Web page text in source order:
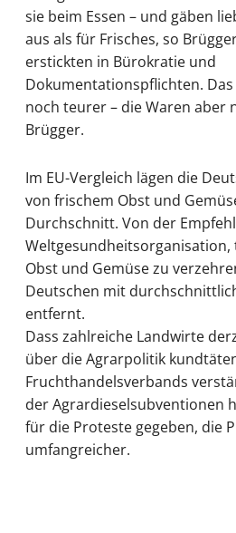
sie beim Essen – und gäben
aus als für Frisches, so
erstickten in Bürokratie und
Dokumentationspflichten.
noch teurer – die Waren aber
Brügger.
Im EU-Vergleich lägen die
von frischem Obst und
Durchschnitt. Von der
Weltgesundheitsorganisation,
Obst und Gemüse zu
Deutschen mit
entfernt.
Dass zahlreiche Landwirte
über die Agrarpolitik
Fruchthandelsverbands
der Agrardieselsubventionen
für die Proteste gegeben, die
umfangreicher.